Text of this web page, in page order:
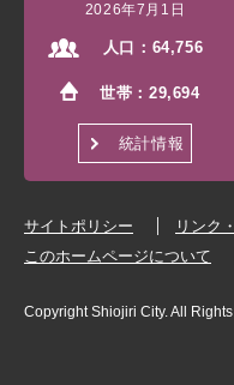
2026年7月1日
人口： 64,756
世帯：29,694
統計情報
サイトポリシー
リンク
このホームページについて
Copyright Shiojiri City. All